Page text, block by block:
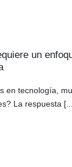
un
en tecnología,
La respuesta